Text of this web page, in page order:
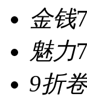
金钱
魅力
9折